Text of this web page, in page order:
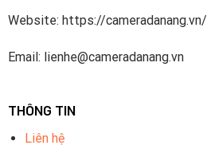
Website: https://cameradanang.vn/
Email: lienhe@cameradanang.vn
THÔNG TIN
Liên hệ